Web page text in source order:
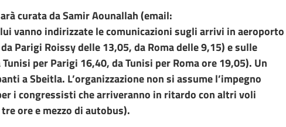
curata da Samir Aounallah (email:
vanno indirizzate le comunicazioni sugli arrivi in aeroporto
Parigi Roissy delle 13,05, da Roma delle 9,15) e sulle
per Parigi 16,40, da Tunisi per Roma ore 19,05). Un
a Sbeitla. L’organizzazione non si assume l’impegno
i congressisti che arriveranno in ritardo con altri voli
ore e mezzo di autobus).